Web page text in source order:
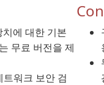
에 대한 기본
무료 버전을 제
워크 보안 검